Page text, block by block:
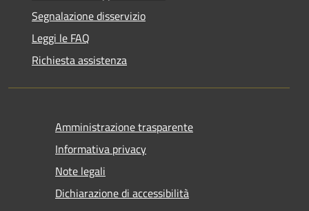
Segnalazione disservizio
Leggi le FAQ
Richiesta assistenza
Amministrazione trasparente
Informativa privacy
Note legali
Dichiarazione di accessibilità